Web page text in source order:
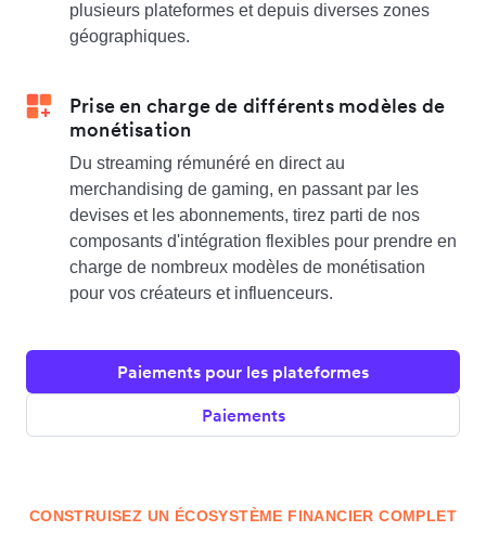
plusieurs plateformes et depuis diverses zones
géographiques.
Prise en charge de différents modèles de
monétisation
Du streaming rémunéré en direct au
merchandising de gaming, en passant par les
devises et les abonnements, tirez parti de nos
composants d'intégration flexibles pour prendre en
charge de nombreux modèles de monétisation
pour vos créateurs et influenceurs.
Paiements pour les plateformes
Paiements
CONSTRUISEZ UN ÉCOSYSTÈME FINANCIER COMPLET